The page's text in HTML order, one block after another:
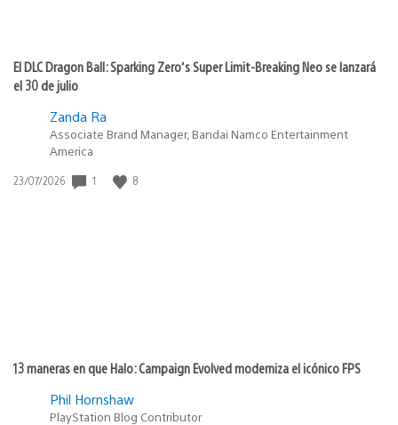
El DLC Dragon Ball: Sparking Zero’s Super Limit-Breaking Neo se lanzará
el 30 de julio
Zanda Ra
Associate Brand Manager, Bandai Namco Entertainment
America
Fecha
23/07/2026 1 8
13 maneras en que Halo: Campaign Evolved moderniza el icónico FPS
Phil Hornshaw
PlayStation Blog Contributor